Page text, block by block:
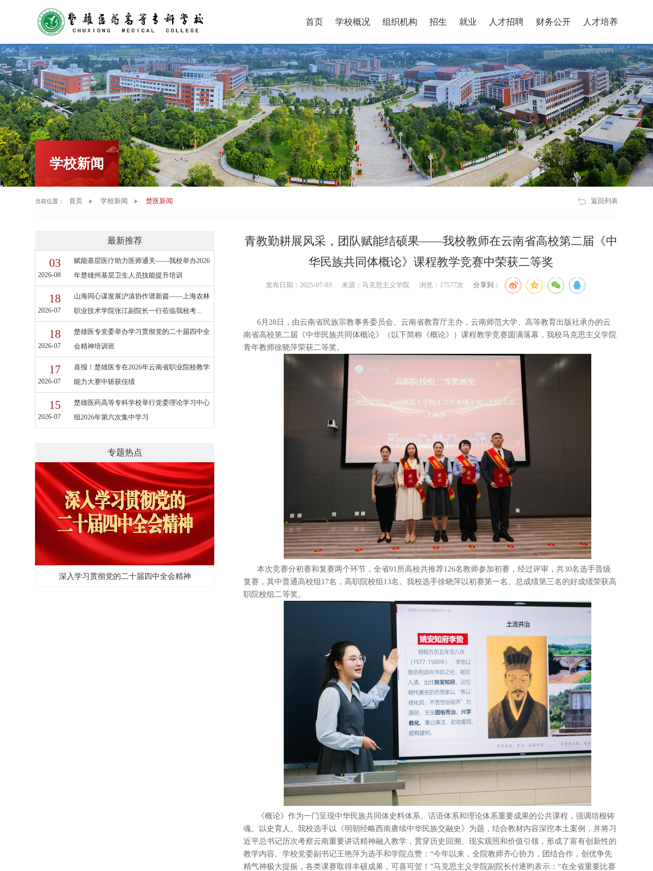
首页 学校概况 组织机构 招生 就业 人才招聘 财务公开 人才培养
学校新闻
返回列表
当前位置： 首页 学校新闻 楚医新闻
最新推荐
03
2026-08
赋能基层医疗助力医师通关——我校举办2026
年楚雄州基层卫生人员技能提升培训
18
2026-07
山海同心谋发展沪滇协作谱新篇——上海农林
职业技术学院张江副院长一行莅临我校考...
18
2026-07
楚雄医专党委举办学习贯彻党的二十届四中全
会精神培训班
17
2026-07
喜报！楚雄医专在2026年云南省职业院校教学
能力大赛中斩获佳绩
15
2026-07
楚雄医药高等专科学校举行党委理论学习中心
组2026年第六次集中学习
专题热点
深入学习贯彻党的二十届四中全会精神
青教勤耕展风采，团队赋能结硕果——我校教师在云南省高校第二届《中
华民族共同体概论》课程教学竞赛中荣获二等奖
发布日期：2025-07-03 来源：马克思主义学院 浏览：17577次 分享到：
6月28日，由云南省民族宗教事务委员会、云南省教育厅主办，云南师范大学、高等教育出版社承办的云
南省高校第二届《中华民族共同体概论》（以下简称《概论》）课程教学竞赛圆满落幕，我校马克思主义学院
青年教师徐晓萍荣获二等奖。
本次竞赛分初赛和复赛两个环节，全省91所高校共推荐126名教师参加初赛，经过评审，共30名选手晋级
复赛，其中普通高校组17名，高职院校组13名。我校选手徐晓萍以初赛第一名、总成绩第三名的好成绩荣获高
职院校组二等奖。
《概论》作为一门呈现中华民族共同体史料体系、话语体系和理论体系重要成果的公共课程，强调培根铸
魂、以史育人。我校选手以《明朝经略西南赓续中华民族交融史》为题，结合教材内容深挖本土案例，并将习
近平总书记历次考察云南重要讲话精神融入教学，贯穿历史回溯、现实观照和价值引领，形成了富有创新性的
教学内容。学校党委副书记王艳萍为选手和学院点赞：“今年以来，全院教师齐心协力，团结合作，创优争先
精气神极大提振，各类课赛取得丰硕成果，可喜可贺！”马克思主义学院副院长付逐昀表示：“在全省重要比赛